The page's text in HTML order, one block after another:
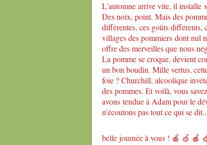
L'automne arrive vite, il installe
Des noix, point. Mais des
différentes, ces goûts différents,
villages des pommiers dont nul
offre des merveilles que nous
La pomme se croque, devient
un bon boudin. Mille vertus,
foie ? Churchill, alcoolique
des pommes. Et voilà, vous
avons tendue à Adam pour le
n'écoutons pas tout ce qui se
belle journée à vous ! 🍎 🍏 🍎